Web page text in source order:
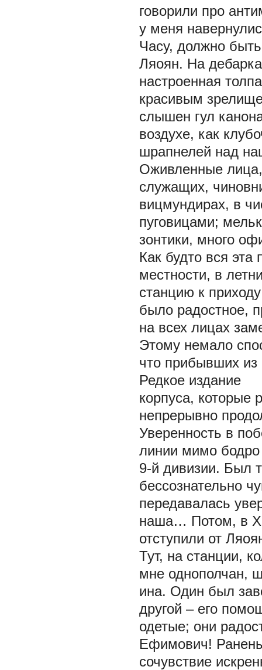
говорили про
у меня
Часу, должно
Ляоян. На
настроенная
красивым
слышен гул
воздухе, как
шрапнелей над
Оживленные
служащих,
вицмундирах, в
пуговицами;
зонтики, много
Как будто вся
местности, в
станцию к
было радостное,
на всех лицах
Этому немало
что прибывших из
Редкое издание
корпуса, которые
непрерывно
Уверенность в
линии мимо бодро
9-й дивизии. Был
бессознательно
передавалась
наша… Потом, в
отступили от
Тут, на станции,
мне однополчан,
ина. Один был
другой – его
одетые; они
Ефимович!
сочувствие